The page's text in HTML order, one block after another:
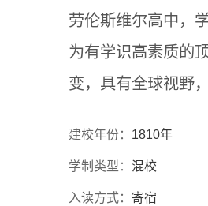
劳伦斯维尔高中，
为有学识高素质的
变，具有全球视野
建校年份： 1810年
学制类型： 混校
入读方式： 寄宿